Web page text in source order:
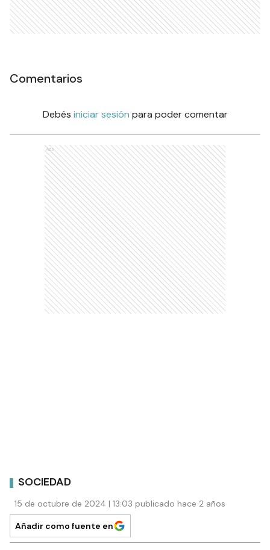
Comentarios
Debés iniciar sesión para poder comentar
Ads
SOCIEDAD
15 de octubre de 2024 | 13:03 publicado hace 2 años
Añadir como fuente en